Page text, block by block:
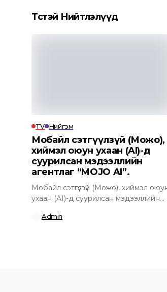
Төсөөтэй Нийтлэлүүд
TV Нийгэм
Мобайл сэтгүүлзүй (Можо),
хиймэл оюун ухаан (AI)-д
суурилсан мэдээллийн
агентлаг “MOJO AI”.
Мобайл сэтгүүлзүй (Можо), хиймэл
ухаан (AI)-д суурилсан мэдээллийн
Admin